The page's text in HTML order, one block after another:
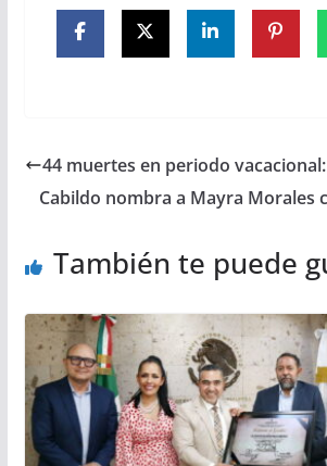
44 muertes en periodo vacacional:
Cabildo nombra a Mayra Morales
También te puede